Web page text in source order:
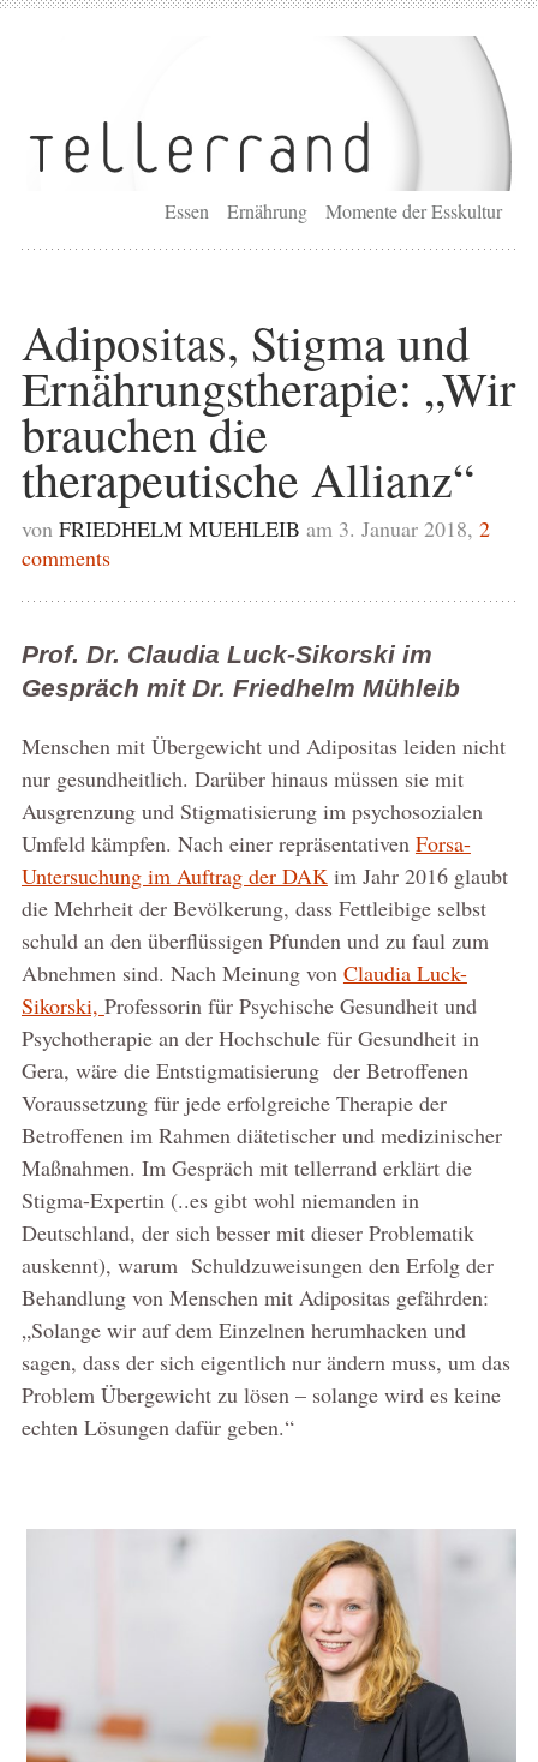
Essen Ernährung Momente der Esskultur
Adipositas, Stigma und
Ernährungstherapie: „Wir
brauchen die
therapeutische Allianz“
von FRIEDHELM MUEHLEIB am 3. Januar 2018, 2
comments
Prof. Dr. Claudia Luck-Sikorski im
Gespräch mit Dr. Friedhelm Mühleib
Menschen mit Übergewicht und Adipositas leiden nicht
nur gesundheitlich. Darüber hinaus müssen sie mit
Ausgrenzung und Stigmatisierung im psychosozialen
Umfeld kämpfen. Nach einer repräsentativen Forsa-
Untersuchung im Auftrag der DAK im Jahr 2016 glaubt
die Mehrheit der Bevölkerung, dass Fettleibige selbst
schuld an den überflüssigen Pfunden und zu faul zum
Abnehmen sind. Nach Meinung von Claudia Luck-
Sikorski, Professorin für Psychische Gesundheit und
Psychotherapie an der Hochschule für Gesundheit in
Gera, wäre die Entstigmatisierung der Betroffenen
Voraussetzung für jede erfolgreiche Therapie der
Betroffenen im Rahmen diätetischer und medizinischer
Maßnahmen. Im Gespräch mit tellerrand erklärt die
Stigma-Expertin (..es gibt wohl niemanden in
Deutschland, der sich besser mit dieser Problematik
auskennt), warum Schuldzuweisungen den Erfolg der
Behandlung von Menschen mit Adipositas gefährden:
„Solange wir auf dem Einzelnen herumhacken und
sagen, dass der sich eigentlich nur ändern muss, um das
Problem Übergewicht zu lösen – solange wird es keine
echten Lösungen dafür geben.“